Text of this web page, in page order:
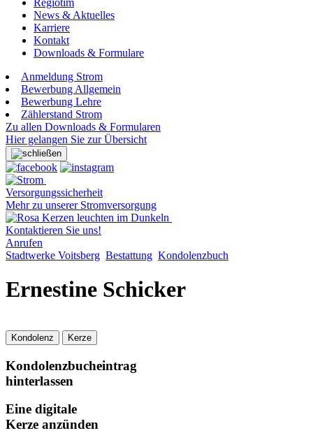
Regiotim
News & Aktuelles
Karriere
Kontakt
Downloads & Formulare
Anmeldung Strom
Bewerbung Allgemein
Bewerbung Lehre
Zählerstand Strom
Zu allen Downloads & Formularen
Hier gelangen Sie zur Übersicht
Versorgungssicherheit
Mehr zu unserer Stromversorgung
Kontaktieren Sie uns!
Anrufen
Stadtwerke Voitsberg Bestattung Kondolenzbuch
Ernestine Schicker
Kondolenz Kerze
Kondolenzbucheintrag
hinterlassen
Eine digitale
Kerze anzünden